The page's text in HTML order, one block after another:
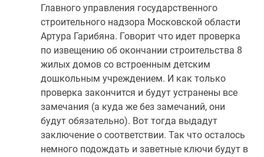
Главного управления государственного
строительного надзора Московской области
Артура Гарибяна. Говорит что идет проверка
по извещению об окончании строительства 8
жилых домов со встроенным детским
дошкольным учреждением. И как только
проверка закончится и будут устранены все
замечания (а куда же без замечаний, они
будут обязательно). Вот тогда выдадут
заключение о соответствии. Так что осталось
немного подождать и заветные ключи будут в